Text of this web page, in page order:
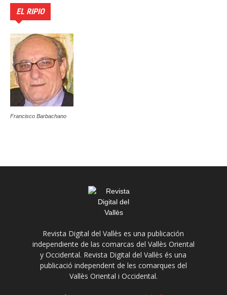
EL RIPIO
Francisco Barbachano
Revista Digital del Vallès es una publicación
independiente de las comarcas del Vallès Oriental
y Occidental. Revista Digital del Vallès és una
publicació independent de les comarques del
Vallès Oriental i Occidental.